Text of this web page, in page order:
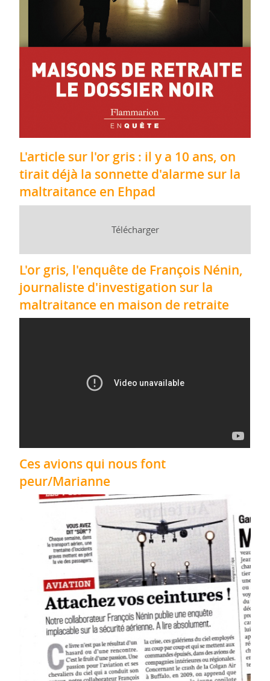
L'article sur l'or gris : il y a 10 ans, on
tirait déjà la sonnette d'alarme sur la
maltraitance en Ehpad
Télécharger
L'or gris, l'enquête de François Nénin,
journaliste d'investigation sur la
maltraitance en maison de retraite
Ces avions qui nous font
peur/Marianne